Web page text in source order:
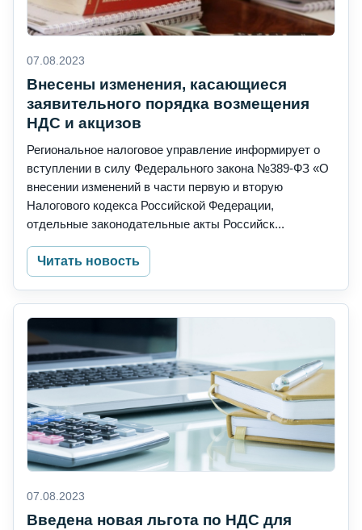
07.08.2023
Внесены изменения, касающиеся
заявительного порядка возмещения
НДС и акцизов
Региональное налоговое управление информирует о
вступлении в силу Федерального закона №389-ФЗ «О
внесении изменений в части первую и вторую
Налогового кодекса Российской Федерации,
отдельные законодательные акты Российск...
Читать новость
07.08.2023
Введена новая льгота по НДС для